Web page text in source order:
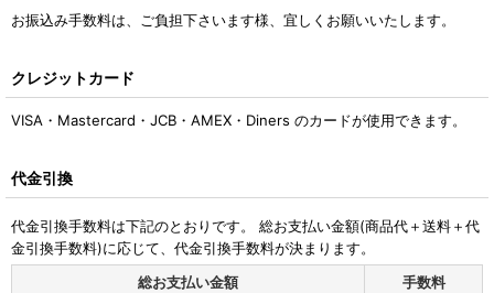
お振込み手数料は、ご負担下さいます様、宜しくお願いいたします。
クレジットカード
VISA・Mastercard・JCB・AMEX・Diners のカードが使用できます。
代金引換
代金引換手数料は下記のとおりです。 総お支払い金額(商品代＋送料＋代
金引換手数料)に応じて、代金引換手数料が決まります。
総お支払い金額
手数料